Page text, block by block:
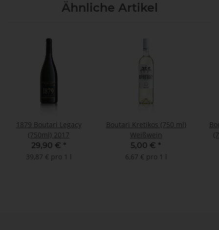
Ähnliche Artikel
1879 Boutari Legacy
(750ml) 2017
29,90 € *
39,87 € pro 1 l
Boutari Kretikos (750 ml)
Weißwein
5,00 € *
6,67 € pro 1 l